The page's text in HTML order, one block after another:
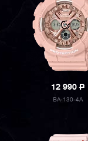
12 990P
BA-130-4A